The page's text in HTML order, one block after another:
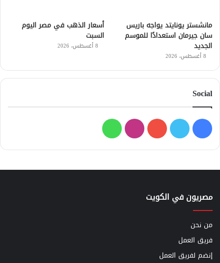
مانشستر يونايتد يواجه باريس
سان جيرمان استعدادًا للموسم
الجديد
8 أغسطس، 2026
أسعار الذهب في مصر اليوم
السبت
8 أغسطس، 2026
Social
فيسبوك
تويتر يوتيوبانستقرامواتساب
مصريون في الكويت
من نحن
فريق العمل
إنضم لفريق العمل